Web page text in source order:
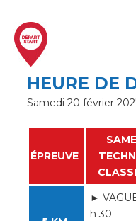
HEURE DE
Samedi 20 février
ÉPREUVE
►
h 30